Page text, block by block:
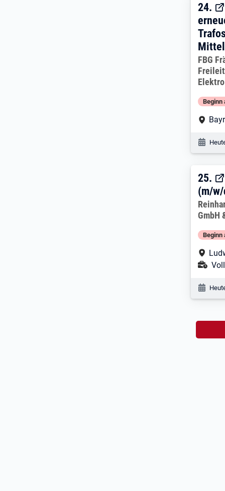
24.
24.
FBG
Beginn
25.
25.
(m/
GmbH
Beginn